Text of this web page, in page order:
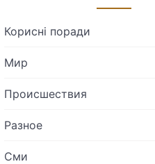
Корисні поради
Мир
Происшествия
Разное
Сми